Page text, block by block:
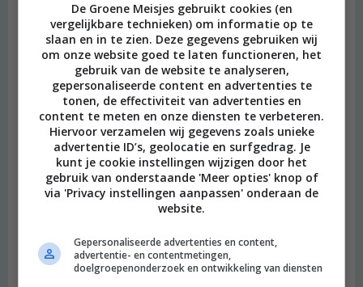
De Groene Meisjes gebruikt cookies (en
vergelijkbare technieken) om informatie op te
slaan en in te zien. Deze gegevens gebruiken wij
om onze website goed te laten functioneren, het
gebruik van de website te analyseren,
gepersonaliseerde content en advertenties te
tonen, de effectiviteit van advertenties en
content te meten en onze diensten te verbeteren.
Hiervoor verzamelen wij gegevens zoals unieke
advertentie ID’s, geolocatie en surfgedrag. Je
kunt je cookie instellingen wijzigen door het
gebruik van onderstaande 'Meer opties' knop of
via 'Privacy instellingen aanpassen' onderaan de
website.
Gepersonaliseerde advertenties en content,
advertentie- en contentmetingen,
doelgroepenonderzoek en ontwikkeling van diensten